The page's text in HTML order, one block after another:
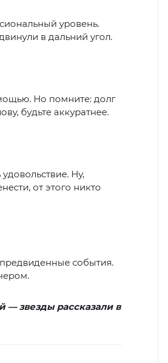
уровень.
в дальний угол.
Но помните: долг
будьте аккуратнее.
Ну,
от этого никто
события.
— звезды рассказали в